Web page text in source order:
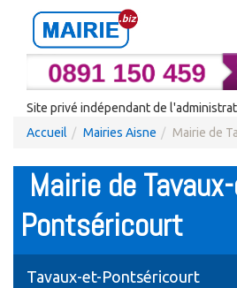
Site privé indépendant de
Accueil
Mairies Aisne Mairie de
Mairie de
Pontséricourt
Tavaux-et-Pontséricourt